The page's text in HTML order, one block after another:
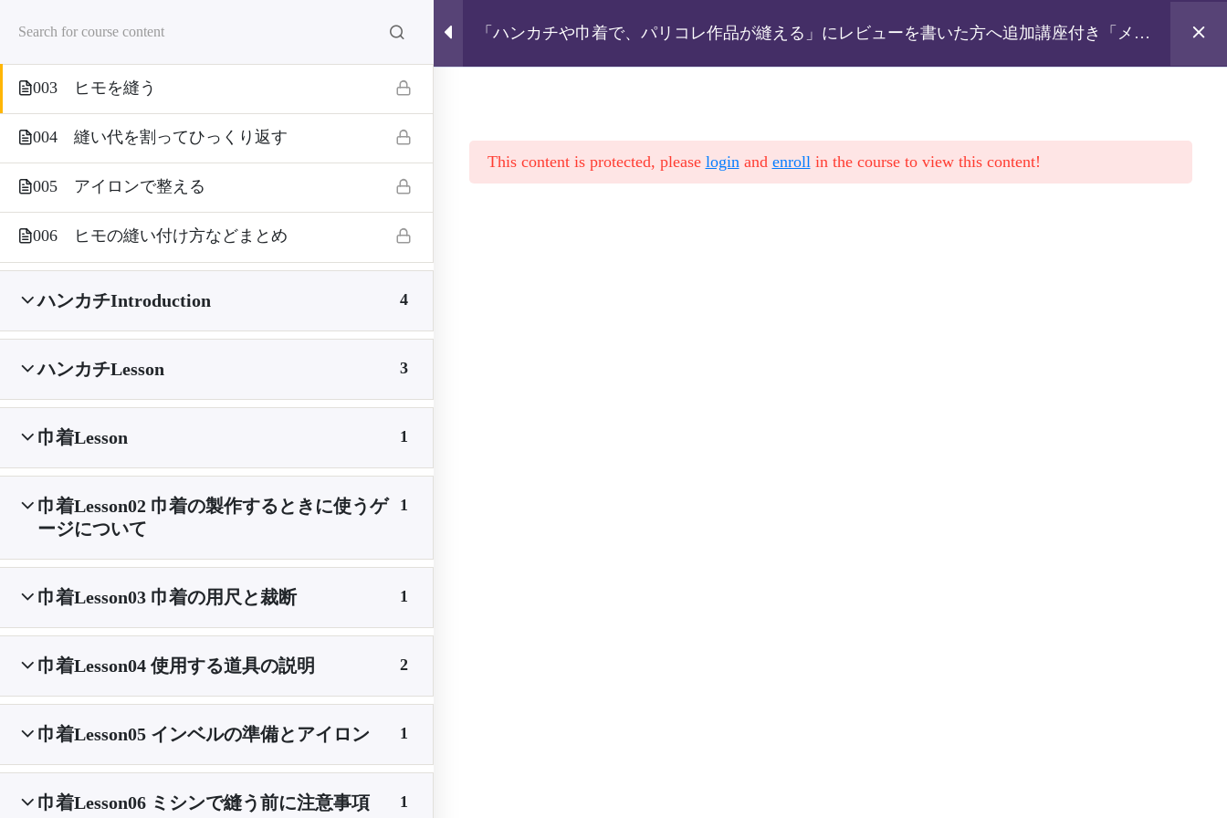
トップ 動画講座 ログイン / 新規登録 カートを見る
ホーム 講座 「ぶきっちょでも面白いほど上達する！シリーズ ハンカチ＆巾着に追加講座：メガネストラップと2㎝幅のヒモ
「ハンカチや巾着で、パリコレ作品が縫える」にレビューを書いた方へ追加講座付き「メガ
002 どのように縫うか先にお話しします
003 ヒモを縫う
004 縫い代を割ってひっくり返す
005 アイロンで整える
006 ヒモの縫い付け方などまとめ
ハンカチIntroduction 4
ハンカチLesson 3
巾着Lesson 1
巾着Lesson02 巾着の製作するときに使うゲ
ージについて
1
巾着Lesson03 巾着の用尺と裁断 1
巾着Lesson04 使用する道具の説明 2
巾着Lesson05 インベルの準備とアイロン 1
巾着Lesson06 ミシンで縫う前に注意事項 1
This content is protected, please loginand enrollin the course to view this content!